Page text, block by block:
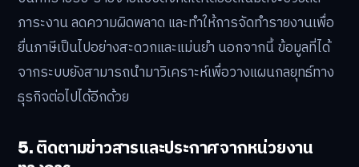
ภาระงาน ลดความผิดพลาด และทำให้การจัดทำรายงานเพื่อ
ยื่นภาษีเป็นไปอย่างสะดวกและแม่นยำ นอกจากนี้ ข้อมูลที่ได้
จากระบบยังสามารถนำมาวิเคราะห์เพื่อวางแผนกลยุทธ์ทาง
ธุรกิจต่อไปได้อีกด้วย
5. ติดตามข่าวสารและประกาศจากหน่วยงาน